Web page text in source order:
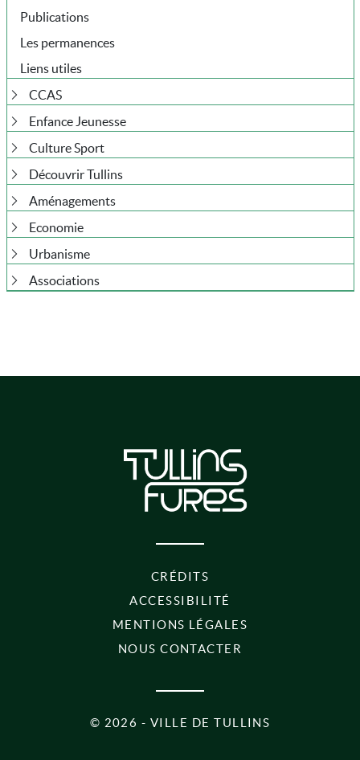
Publications
Les permanences
Liens utiles
CCAS
Enfance Jeunesse
Culture Sport
Découvrir Tullins
Aménagements
Economie
Urbanisme
Associations
CRÉDITS
ACCESSIBILITÉ
MENTIONS LÉGALES
NOUS CONTACTER
© 2026 - VILLE DE TULLINS